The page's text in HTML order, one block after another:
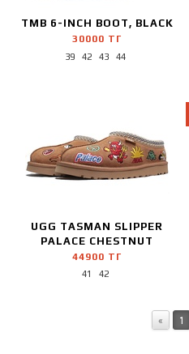
TMB 6-INCH BOOT, BLACK
30000 ТГ
39 42 43 44
UGG TASMAN SLIPPER
PALACE CHESTNUT
44900 ТГ
41 42
« 1